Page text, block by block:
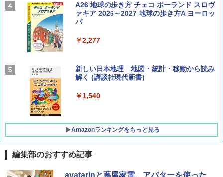
Coyote No.89 特集 星野道夫 夢見る旅
￥1,540
AIRLINE（エアライン）2026年9月号【特
集】ボーイング110周年を祝して！
￥1,760
A26 地球の歩き方 チェコ ポーランド スロヴ
ァキア 2026～2027 地球の歩き方A ヨーロッ
パ
￥2,277
新しい日本地理 地図・統計・移動から読み
解く (講談社現代新書)
￥1,540
Amazonランキングをもっと見る
[キャンパーズコレクション 山善] ポップアッ
DEWEL パラソル 大型 ビーチ アウトドアパ
編集部のおすすめ記事
avatarinと蔦屋家電、アバターを使った